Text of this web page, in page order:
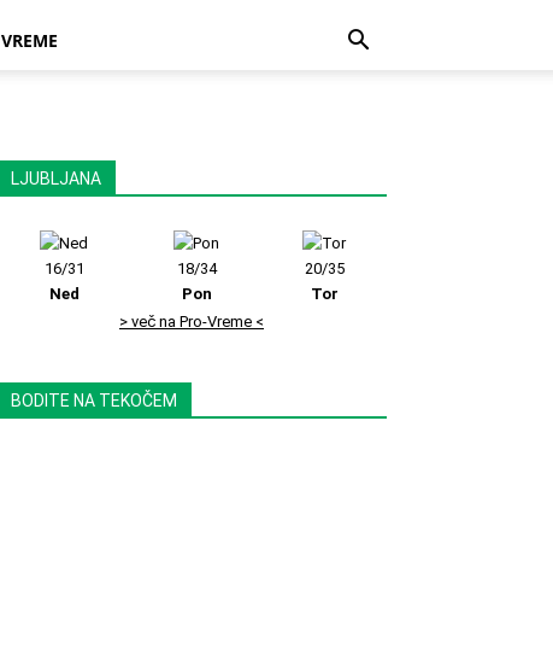
VREME
LJUBLJANA
16/31
Ned
18/34
Pon
20/35
Tor
> več na Pro-Vreme <
BODITE NA TEKOČEM